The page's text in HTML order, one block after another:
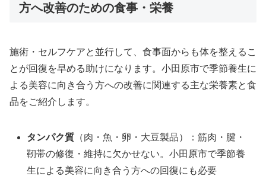
方へ改善のための食事・栄養
施術・セルフケアと並行して、食事面からも体を整えるこ
とが回復を早める助けになります。小田原市で季節養生に
よる美容に向き合う方への改善に関連する主な栄養素と食
品をご紹介します。
タンパク質 （肉・魚・卵・大豆製品）：筋肉・腱・
靭帯の修復・維持に欠かせない。小田原市で季節養
生による美容に向き合う方への回復にも必要